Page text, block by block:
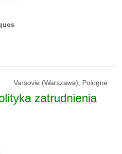
Varsovie (Warszawa), Pologne
zatrudnienia